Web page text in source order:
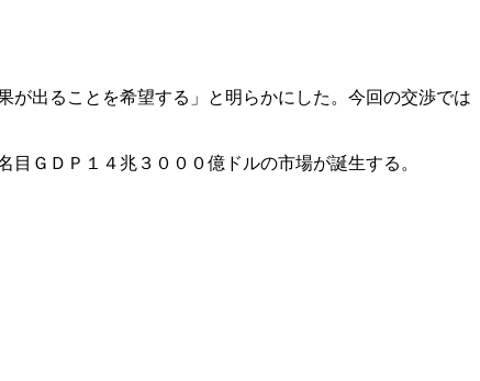
出ることを希望する」と明らかにした。今回の交渉では
ＧＤＰ１４兆３０００億ドルの市場が誕生する。